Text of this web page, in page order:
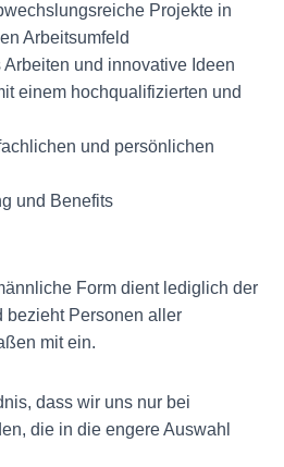
Projekte in
Arbeitsumfeld
Arbeiten und innovative Ideen
einem hochqualifizierten und
und persönlichen
und Benefits
Form dient lediglich der
bezieht Personen aller
mit ein.
dass wir uns nur bei
die in die engere Auswahl